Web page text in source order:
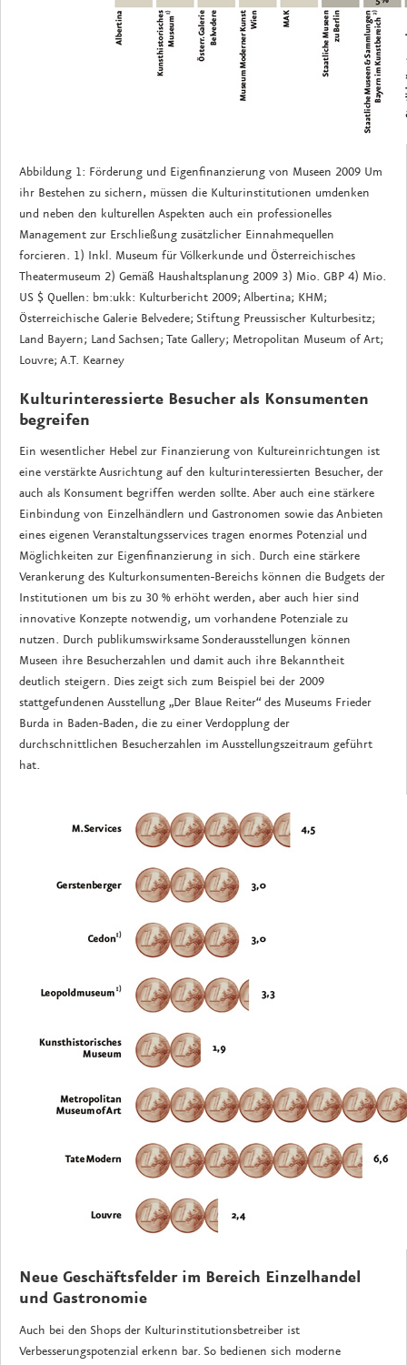
Abbildung 1: Förderung und Eigenfinanzierung von Museen 2009 Um
ihr Bestehen zu sichern, müssen die Kulturinstitutionen umdenken
und neben den kulturellen Aspekten auch ein professionelles
Management zur Erschließung zusätzlicher Einnahmequellen
forcieren. 1) Inkl. Museum für Völkerkunde und Österreichisches
Theatermuseum 2) Gemäß Haushaltsplanung 2009 3) Mio. GBP 4) Mio.
US $ Quellen: bm:ukk: Kulturbericht 2009; Albertina; KHM;
Österreichische Galerie Belvedere; Stiftung Preussischer Kulturbesitz;
Land Bayern; Land Sachsen; Tate Gallery; Metropolitan Museum of Art;
Louvre; A.T. Kearney
Kulturinteressierte Besucher als Konsumenten
begreifen
Ein wesentlicher Hebel zur Finanzierung von Kultureinrichtungen ist
eine verstärkte Ausrichtung auf den kulturinteressierten Besucher, der
auch als Konsument begriffen werden sollte. Aber auch eine stärkere
Einbindung von Einzelhändlern und Gastronomen sowie das Anbieten
eines eigenen Veranstaltungsservices tragen enormes Potenzial und
Möglichkeiten zur Eigenfinanzierung in sich. Durch eine stärkere
Verankerung des Kulturkonsumenten-Bereichs können die Budgets der
Institutionen um bis zu 30 % erhöht werden, aber auch hier sind
innovative Konzepte notwendig, um vorhandene Potenziale zu
nutzen. Durch publikumswirksame Sonderausstellungen können
Museen ihre Besucherzahlen und damit auch ihre Bekanntheit
deutlich steigern. Dies zeigt sich zum Beispiel bei der 2009
stattgefundenen Ausstellung „Der Blaue Reiter“ des Museums Frieder
Burda in Baden-Baden, die zu einer Verdopplung der
durchschnittlichen Besucherzahlen im Ausstellungszeitraum geführt
hat.
Neue Geschäftsfelder im Bereich Einzelhandel
und Gastronomie
Auch bei den Shops der Kulturinstitutionsbetreiber ist
Verbesserungspotenzial erkenn bar. So bedienen sich moderne